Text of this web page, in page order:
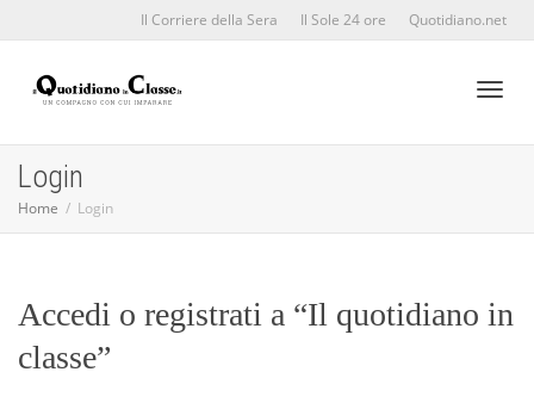
Il Corriere della Sera Il Sole 24 ore Quotidiano.net
Login
Home Login
Accedi o registrati a “Il quotidiano in
classe”